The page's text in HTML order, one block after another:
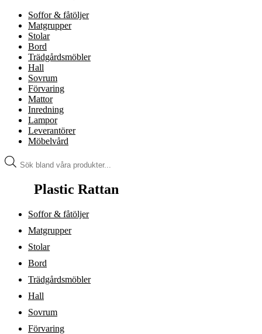
Soffor & fåtöljer
Matgrupper
Stolar
Bord
Trädgårdsmöbler
Hall
Sovrum
Förvaring
Mattor
Inredning
Lampor
Leverantörer
Möbelvård
Produktsökning
Plastic Rattan
Soffor & fåtöljer
Matgrupper
Stolar
Bord
Trädgårdsmöbler
Hall
Sovrum
Förvaring